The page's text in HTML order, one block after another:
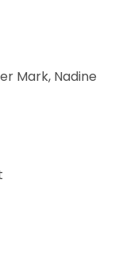
Mark, Nadine